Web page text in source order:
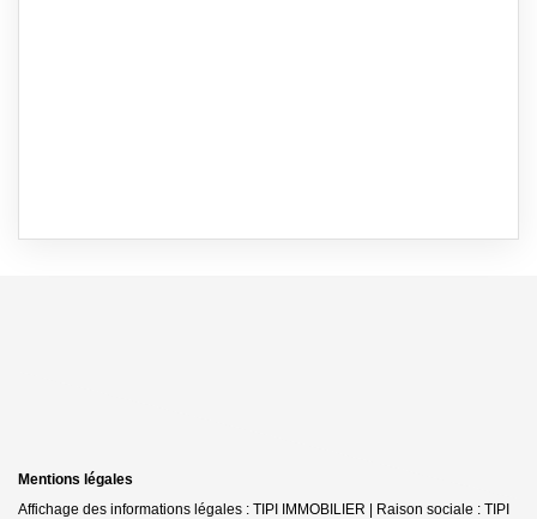
Mentions légales
Affichage des informations légales : TIPI IMMOBILIER | Raison sociale : TIPI